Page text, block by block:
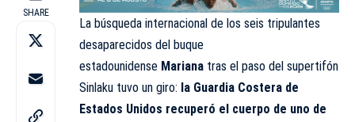
SHARE
La búsqueda internacional de los seis tripulantes
desaparecidos del buque
estadounidense Mariana tras el paso del supertifón
Sinlaku tuvo un giro: la Guardia Costera de
Estados Unidos recuperó el cuerpo de uno de